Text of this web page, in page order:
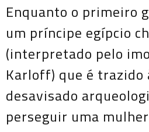
Enquanto o primeiro
um príncipe egípcio
(interpretado pelo
Karloff) que é trazido
desavisado
perseguir uma